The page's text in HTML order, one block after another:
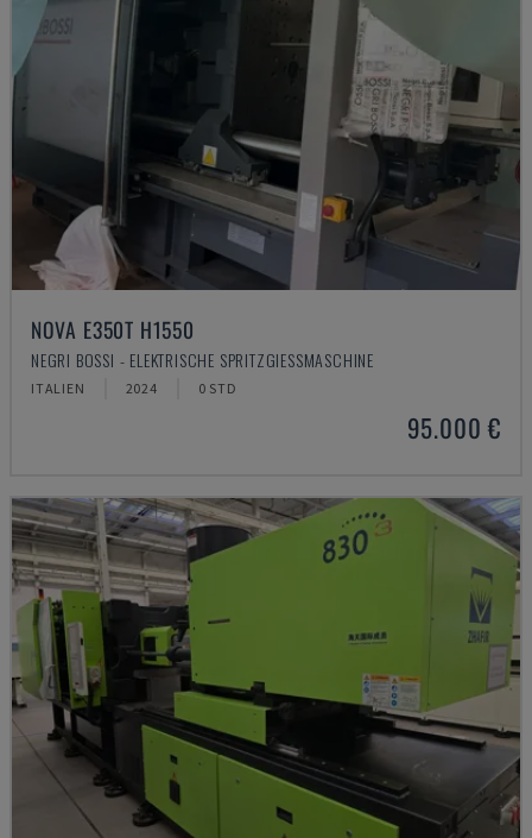
NOVA E350T H1550
NEGRI BOSSI - ELEKTRISCHE SPRITZGIESSMASCHINE
ITALIEN 2024 0 STD
95.000 €